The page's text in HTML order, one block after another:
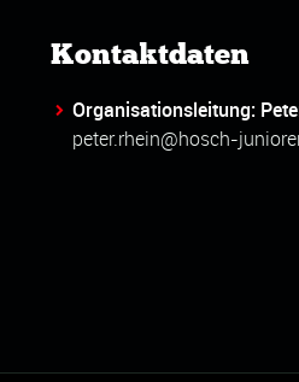
Kontaktdaten
Organisationsleitung:
peter.rhein@hosch-